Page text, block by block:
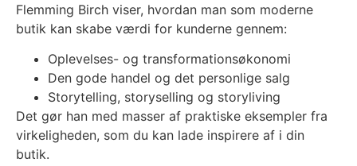
Flemming Birch viser, hvordan man som moderne
butik kan skabe værdi for kunderne gennem:
Oplevelses- og transformationsøkonomi
Den gode handel og det personlige salg
Storytelling, storyselling og storyliving
Det gør han med masser af praktiske eksempler fra
virkeligheden, som du kan lade inspirere af i din
butik.